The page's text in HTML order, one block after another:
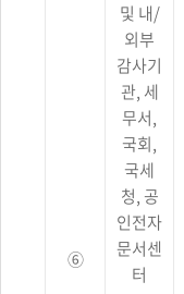
⑥
및 내/
외부
감사기
관, 세
무서,
국회,
국세
청, 공
인전자
문서센
터